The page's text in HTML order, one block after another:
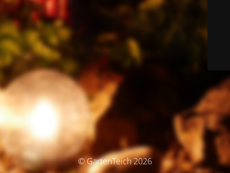
© GartenTeich 2026